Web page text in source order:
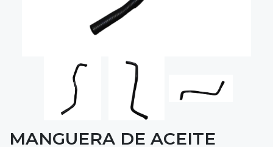
MANGUERA DE ACEITE